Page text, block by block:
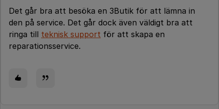
Det går bra att besöka en 3Butik för att lämna in
den på service. Det går dock även väldigt bra att
ringa till teknisk support för att skapa en
reparationsservice.